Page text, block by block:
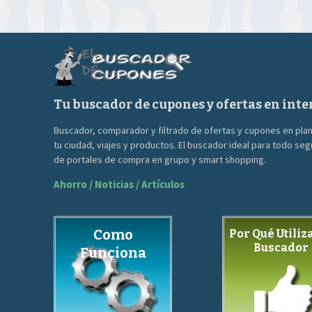
90.00€.39.00€.
Tu buscador de cupones y ofertas en
Buscador, comparador y filtrado de ofertas y cupones en
tu ciudad, viajes y productos. El buscador ideal para todo
de portales de compra en grupo y smart shopping.
Ahorro / Noticias / Artículos
Como
Funciona
Por Qué
Buscador